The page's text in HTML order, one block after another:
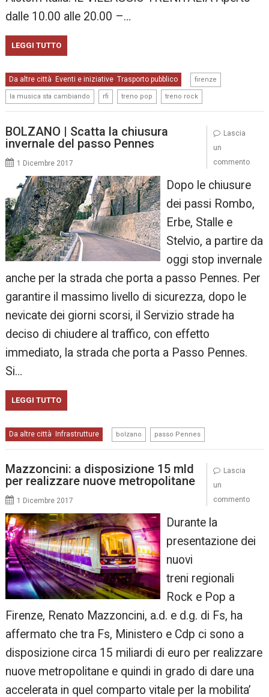
dalle 10.00 alle 20.00 –…
LEGGI TUTTO
Da altre città, Eventi e iniziative, Trasporto pubblico firenze
la musica sta cambiando rfi treno pop treno rock
BOLZANO | Scatta la chiusura
invernale del passo Pennes
1 Dicembre 2017
Dopo le chiusure
dei passi Rombo,
Erbe, Stalle e
Stelvio, a partire da
oggi stop invernale
anche per la strada che porta a passo Pennes. Per
garantire il massimo livello di sicurezza, dopo le
nevicate dei giorni scorsi, il Servizio strade ha
deciso di chiudere al traffico, con effetto
immediato, la strada che porta a Passo Pennes.
Si…
LEGGI TUTTO
Da altre città, Infrastrutture bolzano passo Pennes
Lascia
un
commento
Mazzoncini: a disposizione 15 mld
per realizzare nuove metropolitane
1 Dicembre 2017
Durante la
presentazione dei
nuovi
treni regionali
Rock e Pop a
Firenze, Renato Mazzoncini, a.d. e d.g. di Fs, ha
affermato che tra Fs, Ministero e Cdp ci sono a
disposizione circa 15 miliardi di euro per realizzare
nuove metropolitane e quindi in grado di dare una
accelerata in quel comparto vitale per la mobilita’
Lascia
un
commento